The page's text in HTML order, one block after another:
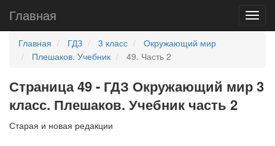
Главная
Главная ГДЗ 3 класс
Окружающий мир
Плешаков. Учебник
49. Часть 2
Страница 49 - ГДЗ Окружающий мир 3
класс. Плешаков. Учебник часть 2
Старая и новая редакции